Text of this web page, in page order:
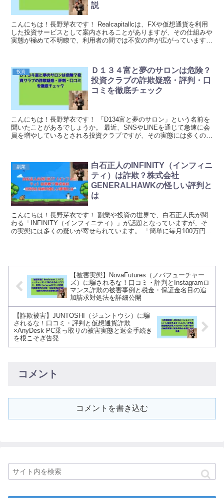
説
こんにちは！長野芽衣です！ Realcapitallcは、FXや仮想通貨を利用
した投資サービスとして案内されることがありますが、その仕組みや
実態が極めて不明瞭で、利用者の間では不安の声が広がっています。
投資
Ｄ１３４富と夢のサロンは危険？
投資クラブの詐欺疑惑・評判・口
コミを徹底チェック
こんにちは！長野芽衣です！ 「D134富と夢のサロン」という名前を
聞いたことがあるでしょうか。 最近、SNSやLINEを通じて急速に会
員を増やしているとされる投資クラブですが、その実態には多くの疑
副業
白石正人のINFINITY（インフィニ
ティ）は詐欺？株式会社
GENERALHAWKの怪しい評判と
は
こんにちは！長野芽衣です！ 副業や投資の世界で、白石正人氏が関
わる「INFINITY（インフィニティ）」が話題となっていますが、そ
の実態には多くの疑いが寄せられています。 「簡単に毎月100万円稼
【被害実態】NovaFutures（ノバフューチャー
ズ）に騙されるな！口コミ・評判とInstagramロ
マンス詐欺の被害事例と税金・保証金名目の追
加請求対処法を詳細公開
【詐欺被害】JUNTOSHI（ジュントウシ）に騙
されるな！口コミ・評判と仮想通貨詐欺
×AnyDesk PC乗っ取りの被害実態と返金手続き
を根こそぎ告発
コメント
コメントを書き込む